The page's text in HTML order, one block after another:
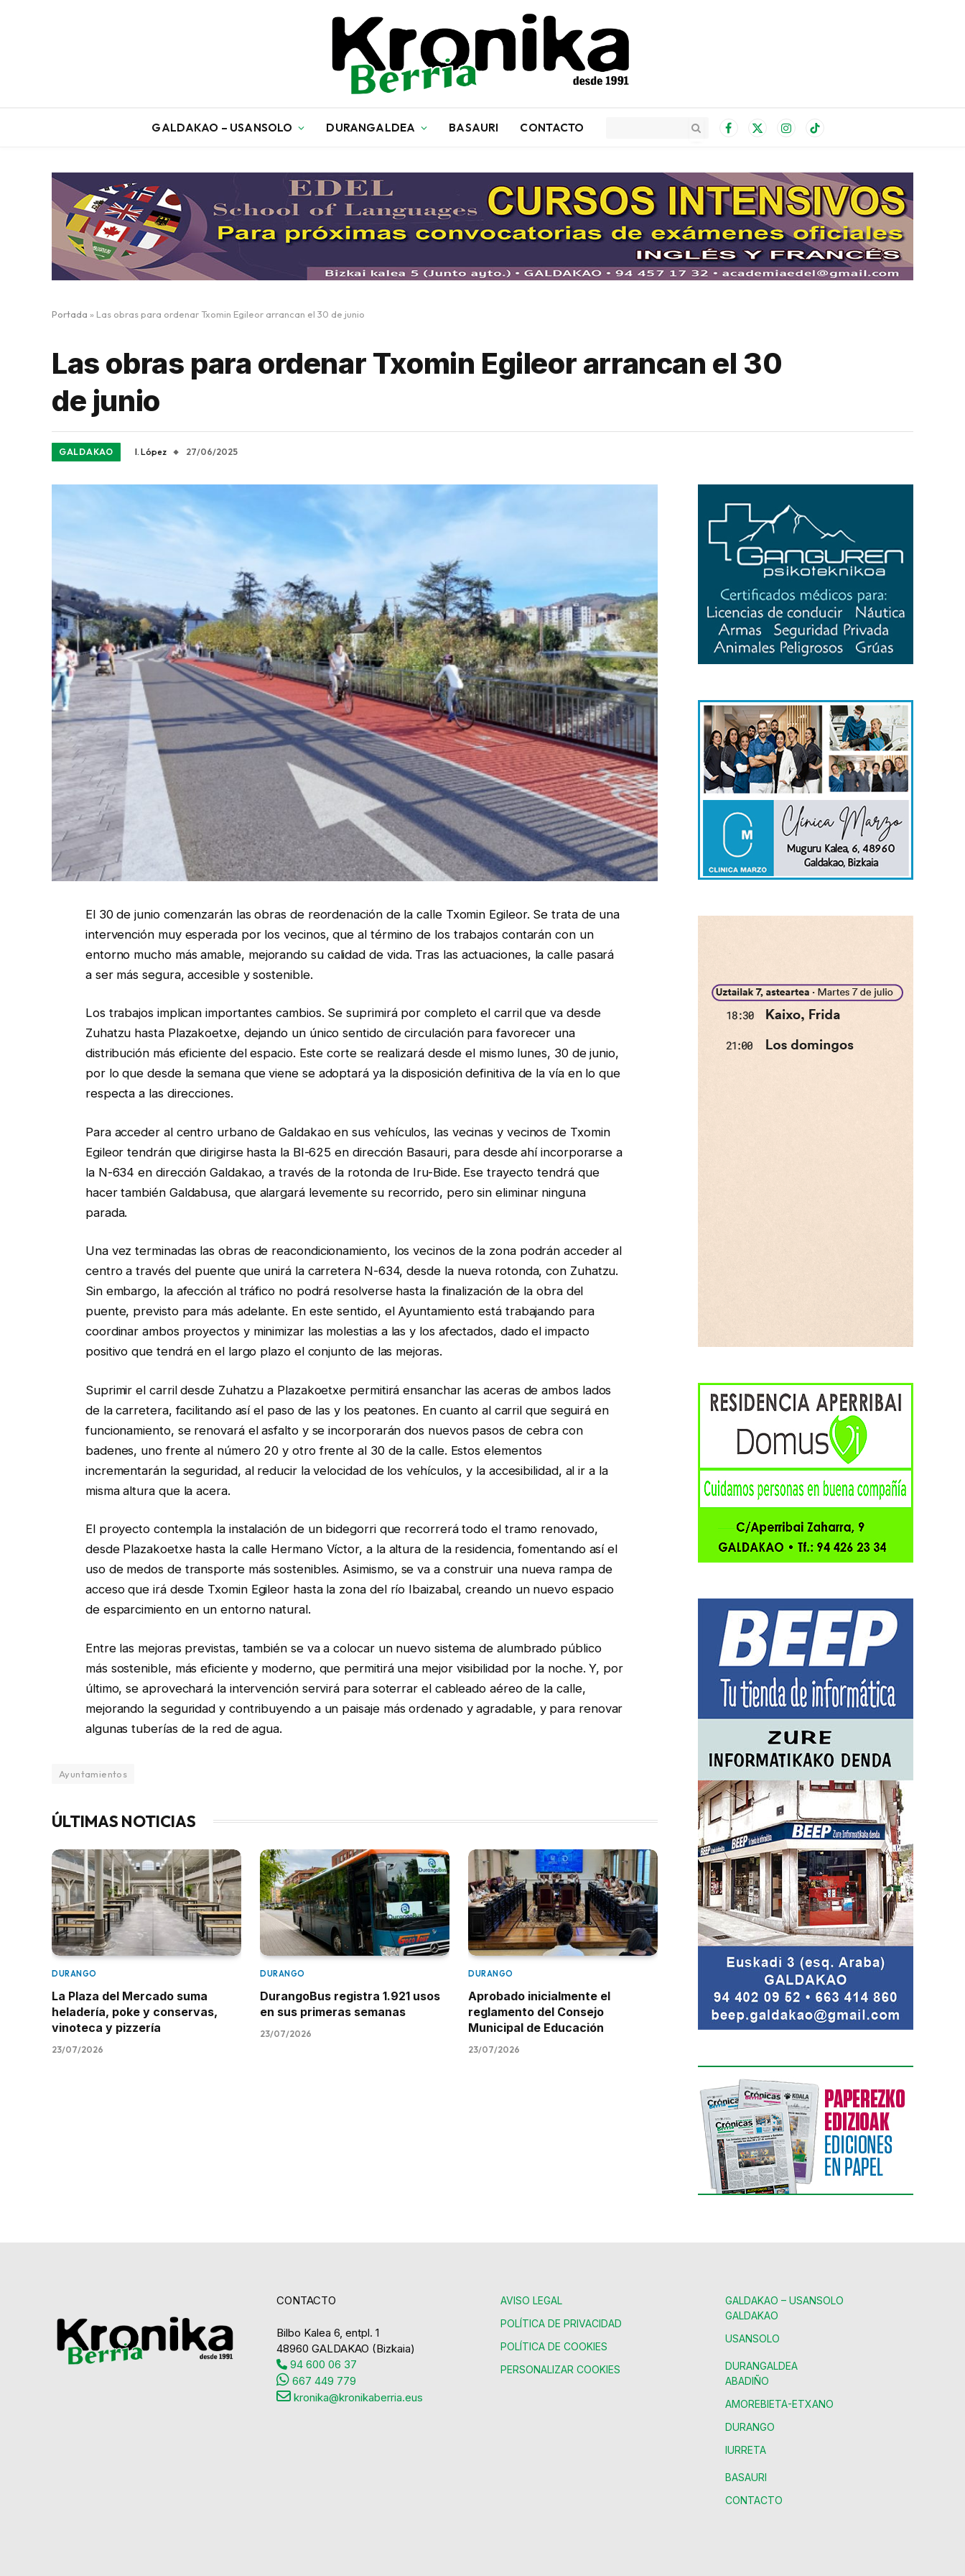
GALDAKAO – USANSOLO DURANGALDEA BASAURI CONTACTO Facebook
X
InstagramTikTok
Portada » Las obras para ordenar Txomin Egileor arrancan el 30 de junio
Las obras para ordenar Txomin Egileor arrancan el 30
de junio
GALDAKAO I. López 27/06/2025
El 30 de junio comenzarán las obras de reordenación de la calle Txomin Egileor. Se trata de una
intervención muy esperada por los vecinos, que al término de los trabajos contarán con un
entorno mucho más amable, mejorando su calidad de vida. Tras las actuaciones, la calle pasará
a ser más segura, accesible y sostenible.
Los trabajos implican importantes cambios. Se suprimirá por completo el carril que va desde
Zuhatzu hasta Plazakoetxe, dejando un único sentido de circulación para favorecer una
distribución más eficiente del espacio. Este corte se realizará desde el mismo lunes, 30 de junio,
por lo que desde la semana que viene se adoptará ya la disposición definitiva de la vía en lo que
respecta a las direcciones.
Para acceder al centro urbano de Galdakao en sus vehículos, las vecinas y vecinos de Txomin
Egileor tendrán que dirigirse hasta la BI-625 en dirección Basauri, para desde ahí incorporarse a
la N-634 en dirección Galdakao, a través de la rotonda de Iru-Bide. Ese trayecto tendrá que
hacer también Galdabusa, que alargará levemente su recorrido, pero sin eliminar ninguna
parada.
Una vez terminadas las obras de reacondicionamiento, los vecinos de la zona podrán acceder al
centro a través del puente que unirá la carretera N-634, desde la nueva rotonda, con Zuhatzu.
Sin embargo, la afección al tráfico no podrá resolverse hasta la finalización de la obra del
puente, previsto para más adelante. En este sentido, el Ayuntamiento está trabajando para
coordinar ambos proyectos y minimizar las molestias a las y los afectados, dado el impacto
positivo que tendrá en el largo plazo el conjunto de las mejoras.
Suprimir el carril desde Zuhatzu a Plazakoetxe permitirá ensanchar las aceras de ambos lados
de la carretera, facilitando así el paso de las y los peatones. En cuanto al carril que seguirá en
funcionamiento, se renovará el asfalto y se incorporarán dos nuevos pasos de cebra con
badenes, uno frente al número 20 y otro frente al 30 de la calle. Estos elementos
incrementarán la seguridad, al reducir la velocidad de los vehículos, y la accesibilidad, al ir a la
misma altura que la acera.
El proyecto contempla la instalación de un bidegorri que recorrerá todo el tramo renovado,
desde Plazakoetxe hasta la calle Hermano Víctor, a la altura de la residencia, fomentando así el
uso de medos de transporte más sostenibles. Asimismo, se va a construir una nueva rampa de
acceso que irá desde Txomin Egileor hasta la zona del río Ibaizabal, creando un nuevo espacio
de esparcimiento en un entorno natural.
Entre las mejoras previstas, también se va a colocar un nuevo sistema de alumbrado público
más sostenible, más eficiente y moderno, que permitirá una mejor visibilidad por la noche. Y, por
último, se aprovechará la intervención servirá para soterrar el cableado aéreo de la calle,
mejorando la seguridad y contribuyendo a un paisaje más ordenado y agradable, y para renovar
algunas tuberías de la red de agua.
Ayuntamientos
ÚLTIMAS NOTICIAS
DURANGO
La Plaza del Mercado suma
heladería, poke y conservas,
vinoteca y pizzería
23/07/2026
DURANGO
DurangoBus registra 1.921 usos
en sus primeras semanas
23/07/2026
DURANGO
Aprobado inicialmente el
reglamento del Consejo
Municipal de Educación
23/07/2026
CONTACTO
Bilbo Kalea 6, entpl. 1
48960 GALDAKAO (Bizkaia)
94 600 06 37
667 449 779
kronika@kronikaberria.eus
AVISO LEGAL
POLÍTICA DE PRIVACIDAD
POLÍTICA DE COOKIES
PERSONALIZAR COOKIES
GALDAKAO – USANSOLO
GALDAKAO
USANSOLO
DURANGALDEA
ABADIÑO
AMOREBIETA-ETXANO
DURANGO
IURRETA
BASAURI
CONTACTO